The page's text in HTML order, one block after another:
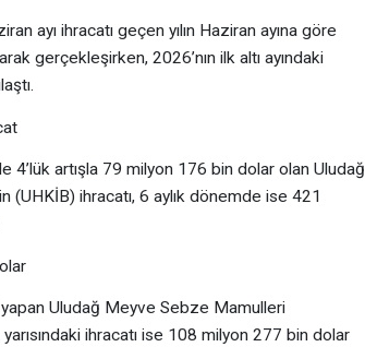
ayı ihracatı geçen yılın Haziran ayına göre
gerçekleşirken, 2026’nın ilk altı ayındaki
4’lük artışla 79 milyon 176 bin dolar olan Uludağ
(UHKİB) ihracatı, 6 aylık dönemde ise 421
Uludağ Meyve Sebze Mamulleri
yarısındaki ihracatı ise 108 milyon 277 bin dolar